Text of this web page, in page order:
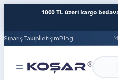
1000 TL üzeri kargo
Sipariş TakipİletişimBlog
Ürün